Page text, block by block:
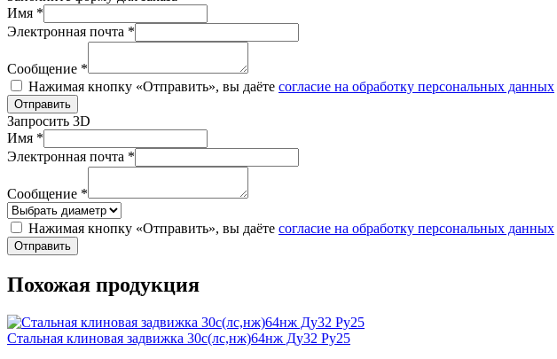
Имя *
Электронная почта *
Сообщение *
Нажимая кнопку «Отправить», вы даёте согласие на обработку персональных данных
Отправить
Запросить 3D
Имя *
Электронная почта *
Сообщение *
Нажимая кнопку «Отправить», вы даёте согласие на обработку персональных данных
Отправить
Похожая продукция
Стальная клиновая задвижка 30с(лс,нж)64нж Ду32 Ру25